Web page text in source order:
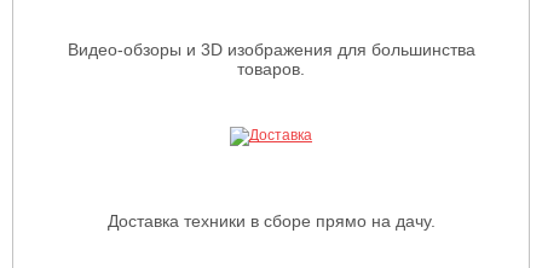
Видео-обзоры и 3D изображения для большинства
товаров.
Доставка техники в сборе прямо на дачу.